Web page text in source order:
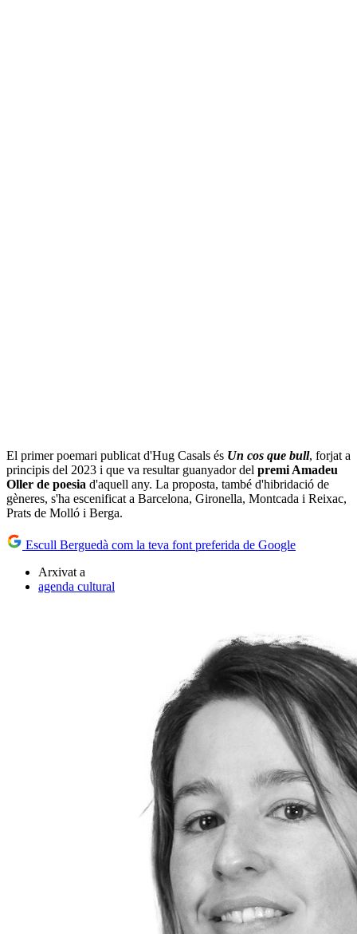
El primer poemari publicat d'Hug Casals és Un cos que bull, forjat a
principis del 2023 i que va resultar guanyador del premi Amadeu
Oller de poesia d'aquell any. La proposta, també d'hibridació de
gèneres, s'ha escenificat a Barcelona, Gironella, Montcada i Reixac,
Prats de Molló i Berga.
Escull Berguedà com la teva font preferida de Google
Arxivat a
agenda cultural